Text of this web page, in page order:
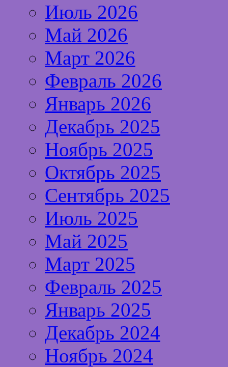
Июль 2026
Май 2026
Март 2026
Февраль 2026
Январь 2026
Декабрь 2025
Ноябрь 2025
Октябрь 2025
Сентябрь 2025
Июль 2025
Май 2025
Март 2025
Февраль 2025
Январь 2025
Декабрь 2024
Ноябрь 2024